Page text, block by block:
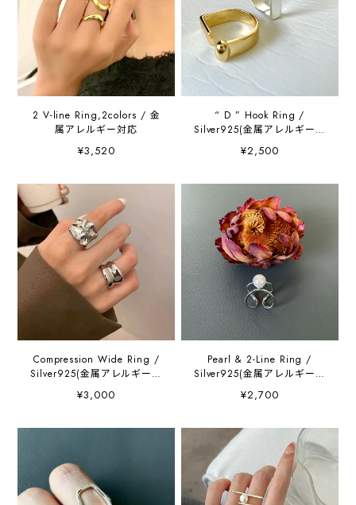
2 V-line Ring,2colors / 金
属アレルギー対応
¥3,520
“ D ” Hook Ring /
Silver925(金属アレルギー対
応)
¥2,500
Compression Wide Ring /
Silver925(金属アレルギー対
応)
¥3,000
Pearl & 2-Line Ring /
Silver925(金属アレルギー対
応)
¥2,700